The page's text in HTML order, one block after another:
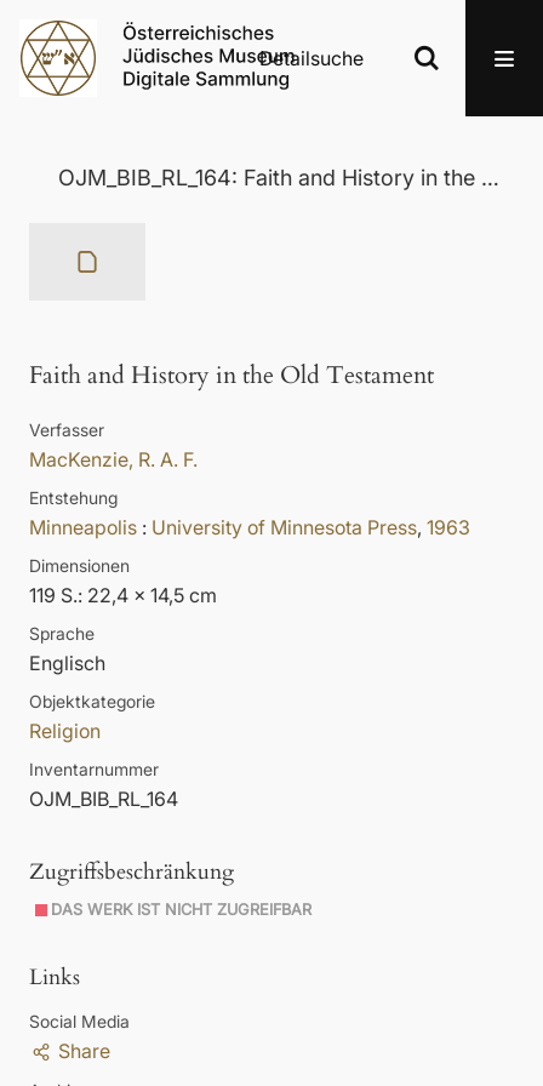
Detailsuche
OJM_BIB_RL_164: Faith and History in the Old Testament
Faith and History in the Old Testament
Verfasser
MacKenzie, R. A. F.
Entstehung
Minneapolis : University of Minnesota Press, 1963
Dimensionen
119 S.: 22,4 x 14,5 cm
Sprache
Englisch
Objektkategorie
Religion
Inventarnummer
OJM_BIB_RL_164
Zugriffsbeschränkung
DAS WERK IST NICHT ZUGREIFBAR
Links
Social Media
Share